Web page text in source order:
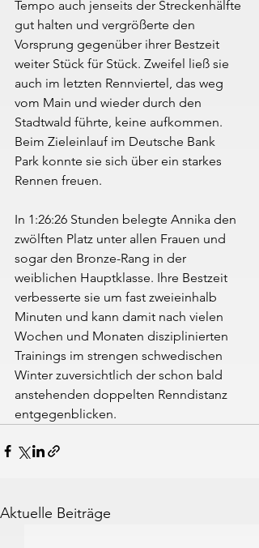
Tempo auch jenseits der Streckenhälfte
gut halten und vergrößerte den
Vorsprung gegenüber ihrer Bestzeit
weiter Stück für Stück. Zweifel ließ sie
auch im letzten Rennviertel, das weg
vom Main und wieder durch den
Stadtwald führte, keine aufkommen.
Beim Zieleinlauf im Deutsche Bank
Park konnte sie sich über ein starkes
Rennen freuen.
In 1:26:26 Stunden belegte Annika den
zwölften Platz unter allen Frauen und
sogar den Bronze-Rang in der
weiblichen Hauptklasse. Ihre Bestzeit
verbesserte sie um fast zweieinhalb
Minuten und kann damit nach vielen
Wochen und Monaten disziplinierten
Trainings im strengen schwedischen
Winter zuversichtlich der schon bald
anstehenden doppelten Renndistanz
entgegenblicken.
Aktuelle Beiträge